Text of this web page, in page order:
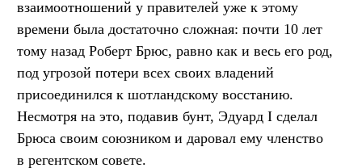
взаимоотношений у правителей уже к этому
времени была достаточно сложная: почти 10 лет
тому назад Роберт Брюс, равно как и весь его род,
под угрозой потери всех своих владений
присоединился к шотландскому восстанию.
Несмотря на это, подавив бунт, Эдуард I сделал
Брюса своим союзником и даровал ему членство
в регентском совете.